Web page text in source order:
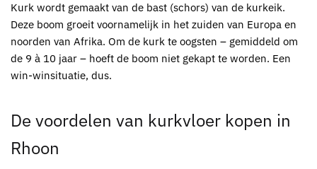
Kurk wordt gemaakt van de bast (schors) van de kurkeik.
Deze boom groeit voornamelijk in het zuiden van Europa en
noorden van Afrika. Om de kurk te oogsten – gemiddeld om
de 9 à 10 jaar – hoeft de boom niet gekapt te worden. Een
win-winsituatie, dus.
De voordelen van kurkvloer kopen in
Rhoon